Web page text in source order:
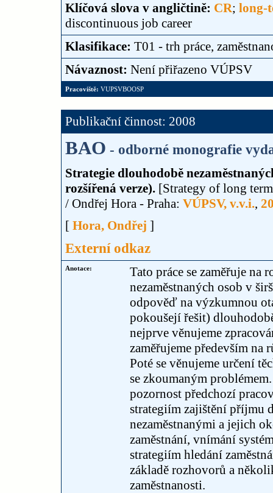
Klíčová slova v angličtině: CR; long-
discontinuous job career
Klasifikace: T01 - trh práce,
Návaznost: Není přiřazeno VÚPSV
Pracoviště: VUPSVBOOSP
Publikační činnost: 2008
BAO - odborné monografie
Strategie dlouhodobě
rozšířená verze). [Strategy of long
/ Ondřej Hora - Praha: VÚPSV, v.v.i.,
[ Hora, Ondřej ]
Externí odkaz
Anotace:
Tato práce se zaměřuje
nezaměstnaných osob v
odpověď na výzkumnou
pokoušejí řešit)
nejprve věnujeme
zaměřujeme především na
Poté se věnujeme určení
se zkoumaným
pozornost předchozí
strategiím zajištění příjmu
nezaměstnanými a jejich
zaměstnání, vnímání
strategiím hledání
základě rozhovorů a
zaměstnanosti.